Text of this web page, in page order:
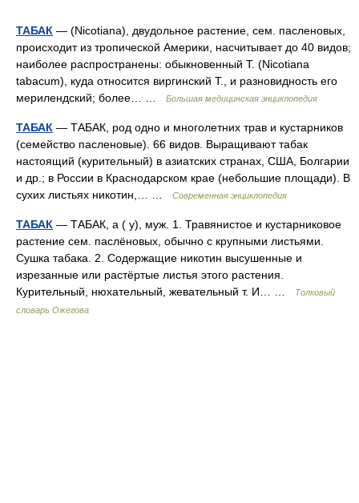
ТАБАК — (Nicotiana), двудольное растение, сем. пасленовых,
происходит из тропической Америки, насчитывает до 40 видов;
наиболее распространены: обыкновенный Т. (Nicotiana
tabacum), куда относится виргинский Т., и разновидность его
мерилендский; более… …
Большая медицинская энциклопедия
ТАБАК — ТАБАК, род одно и многолетних трав и кустарников
(семейство пасленовые). 66 видов. Выращивают табак
настоящий (курительный) в азиатских странах, США, Болгарии
и др.; в России в Краснодарском крае (небольшие площади). В
сухих листьях никотин,… …
Современная энциклопедия
ТАБАК — ТАБАК, а ( у), муж. 1. Травянистое и кустарниковое
растение сем. паслёновых, обычно с крупными листьями.
Сушка табака. 2. Содержащие никотин высушенные и
изрезанные или растёртые листья этого растения.
Курительный, нюхательный, жевательный т. И… …
Толковый
словарь Ожегова